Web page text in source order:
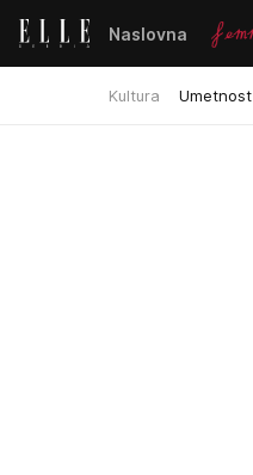
Naslovna
Kultura Umetnost